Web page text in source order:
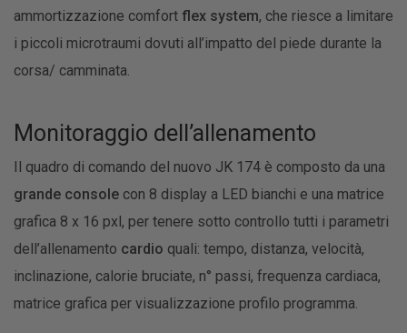
ammortizzazione comfort flex system, che riesce a limitare
i piccoli microtraumi dovuti all’impatto del piede durante la
corsa/ camminata.
Monitoraggio dell’allenamento
Il quadro di comando del nuovo JK 174 è composto da una
grande console con 8 display a LED bianchi e una matrice
grafica 8 x 16 pxl, per tenere sotto controllo tutti i parametri
dell’allenamento cardio quali: tempo, distanza, velocità,
inclinazione, calorie bruciate, n° passi, frequenza cardiaca,
matrice grafica per visualizzazione profilo programma.